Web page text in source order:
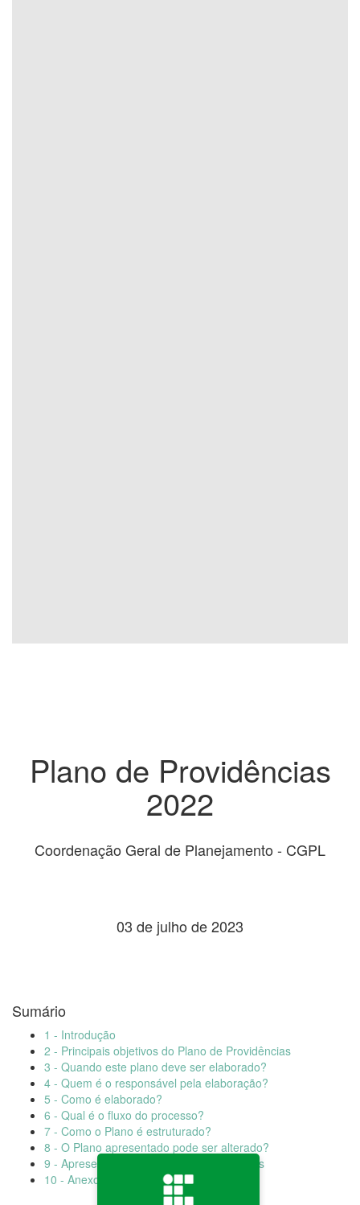
Plano de Providências
2022
Coordenação Geral de Planejamento - CGPL
03 de julho de 2023
Sumário
1 - Introdução
2 - Principais objetivos do Plano de Providências
3 - Quando este plano deve ser elaborado?
4 - Quem é o responsável pela elaboração?
5 - Como é elaborado?
6 - Qual é o fluxo do processo?
7 - Como o Plano é estruturado?
8 - O Plano apresentado pode ser alterado?
9 - Apresentação do Plano de Providências
10 - Anexo: Plano de Providências